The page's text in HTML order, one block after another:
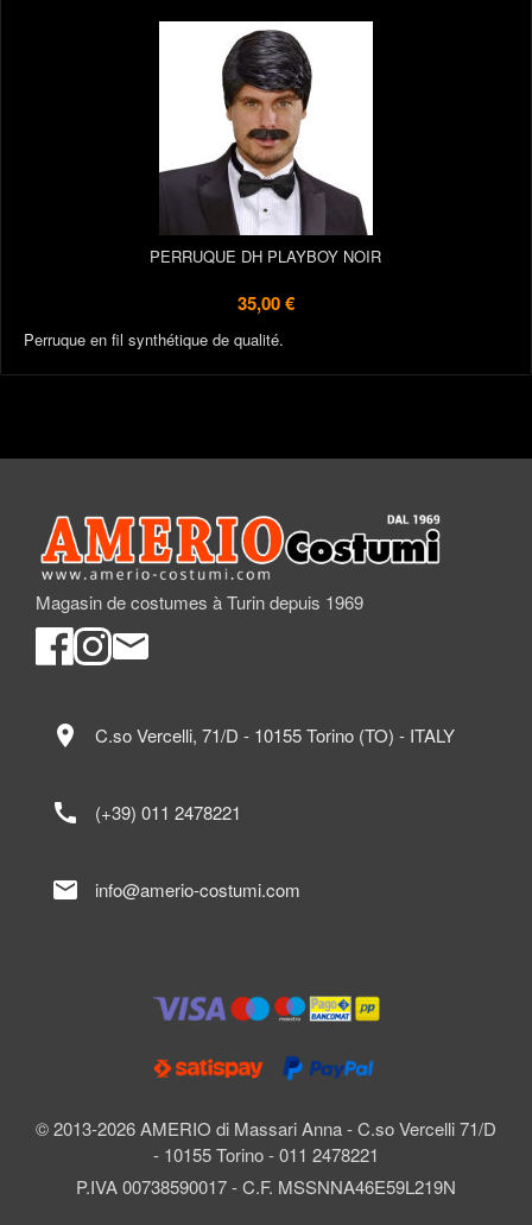
PERRUQUE DH PLAYBOY NOIR
35,00 €
Perruque en fil synthétique de qualité.
Magasin de costumes à Turin depuis 1969
© 2013-2026 AMERIO di Massari Anna - C.so Vercelli 71/D
- 10155 Torino - 011 2478221
P.IVA 00738590017 - C.F. MSSNNA46E59L219N
location_on C.so Vercelli, 71/D - 10155 Torino (TO) - ITALY
call (+39) 011 2478221
mail info@amerio-costumi.com